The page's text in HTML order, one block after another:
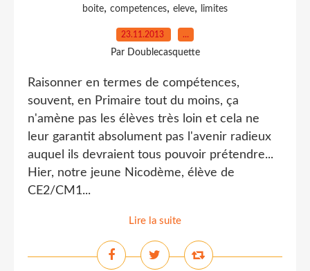
boite, competences, eleve, limites
23.11.2013 …
Par Doublecasquette
Raisonner en termes de compétences,
souvent, en Primaire tout du moins, ça
n'amène pas les élèves très loin et cela ne
leur garantit absolument pas l'avenir radieux
auquel ils devraient tous pouvoir prétendre...
Hier, notre jeune Nicodème, élève de
CE2/CM1...
Lire la suite